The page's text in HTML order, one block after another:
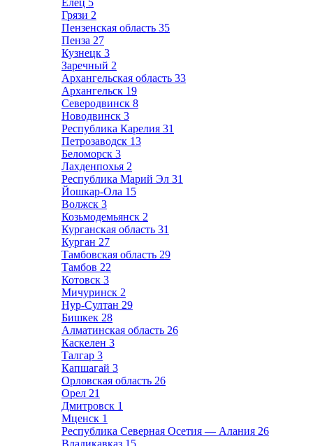
Елец 5
Грязи 2
Пензенская область 35
Пенза 27
Кузнецк 3
Заречный 2
Архангельская область 33
Архангельск 19
Северодвинск 8
Новодвинск 3
Республика Карелия 31
Петрозаводск 13
Беломорск 3
Лахденпохья 2
Республика Марий Эл 31
Йошкар-Ола 15
Волжск 3
Козьмодемьянск 2
Курганская область 31
Курган 27
Тамбовская область 29
Тамбов 22
Котовск 3
Мичуринск 2
Нур-Султан 29
Бишкек 28
Алматинская область 26
Каскелен 3
Талгар 3
Капшагай 3
Орловская область 26
Орел 21
Дмитровск 1
Мценск 1
Республика Северная Осетия — Алания 26
Владикавказ 15